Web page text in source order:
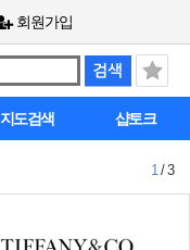
회원가입
지도검색 샵토크
1/ 3